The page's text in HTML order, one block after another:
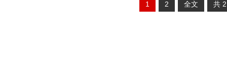
1 2 全文 共